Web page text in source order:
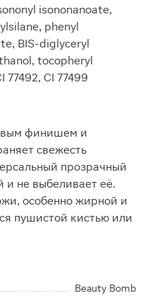
isononanoate,
phenyl
BIS-diglyceryl
tocopheryl
CI 77499
финишем и
свежесть
прозрачный
и не выбеливает её.
особенно жирной и
пушистой кистью или
Beauty Bomb